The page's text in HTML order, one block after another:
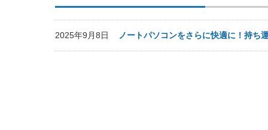
2025年9月8日 ノートパソコンをさらに快適に！持ち